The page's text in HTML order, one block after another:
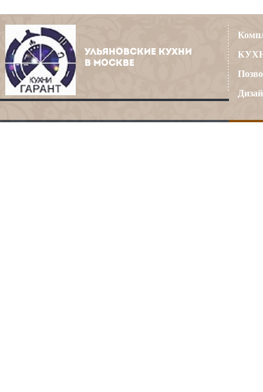
УЛЬЯНОВСКИЕ КУХНИ
В МОСКВЕ